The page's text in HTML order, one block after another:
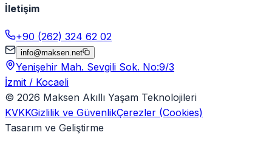
İletişim
+90 (262) 324 62 02
info@maksen.net
Yenişehir Mah. Sevgili Sok. No:9/3
İzmit / Kocaeli
© 2026 Maksen Akıllı Yaşam Teknolojileri
KVKKGizlilik ve GüvenlikÇerezler (Cookies)
Tasarım ve Geliştirme